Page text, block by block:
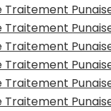
Traitement
Traitement
Traitement
Traitement
Traitement